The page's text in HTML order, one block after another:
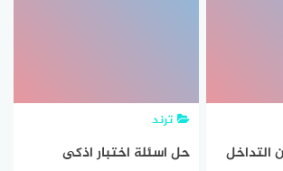
التداخل
ترند
حل اسئلة اختبار اذكى